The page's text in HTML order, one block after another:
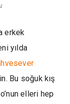
erkek
yılda
Bu soğuk kış
elleri hep